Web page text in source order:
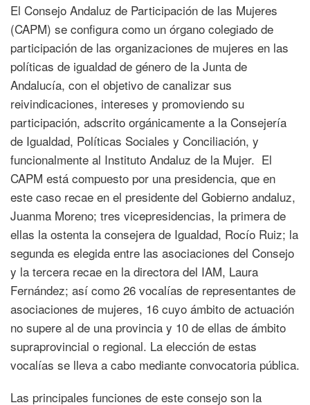
El Consejo Andaluz de Participación de las Mujeres
(CAPM) se configura como un órgano colegiado de
participación de las organizaciones de mujeres en las
políticas de igualdad de género de la Junta de
Andalucía, con el objetivo de canalizar sus
reivindicaciones, intereses y promoviendo su
participación, adscrito orgánicamente a la Consejería
de Igualdad, Políticas Sociales y Conciliación, y
funcionalmente al Instituto Andaluz de la Mujer. El
CAPM está compuesto por una presidencia, que en
este caso recae en el presidente del Gobierno andaluz,
Juanma Moreno; tres vicepresidencias, la primera de
ellas la ostenta la consejera de Igualdad, Rocío Ruiz; la
segunda es elegida entre las asociaciones del Consejo
y la tercera recae en la directora del IAM, Laura
Fernández; así como 26 vocalías de representantes de
asociaciones de mujeres, 16 cuyo ámbito de actuación
no supere al de una provincia y 10 de ellas de ámbito
supraprovincial o regional. La elección de estas
vocalías se lleva a cabo mediante convocatoria pública.
Las principales funciones de este consejo son la